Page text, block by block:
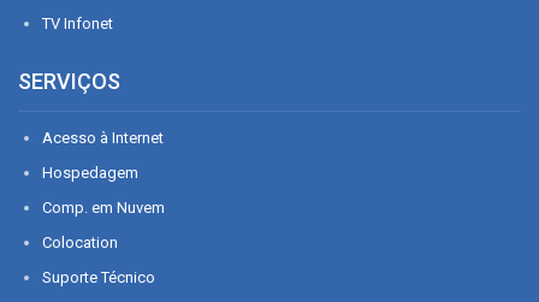
TV Infonet
SERVIÇOS
Acesso à Internet
Hospedagem
Comp. em Nuvem
Colocation
Suporte Técnico